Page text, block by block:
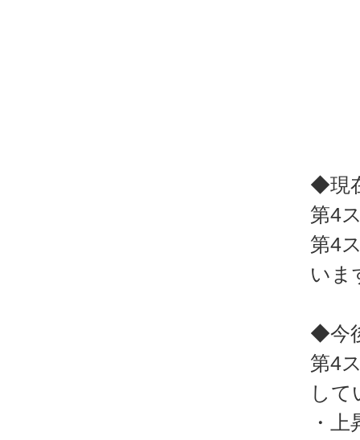
◆現
第4
第4
いま
◆今
第4
して
・